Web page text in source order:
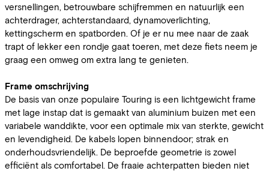
versnellingen, betrouwbare schijfremmen en natuurlijk een
achterdrager, achterstandaard, dynamoverlichting,
kettingscherm en spatborden. Of je er nu mee naar de zaak
trapt of lekker een rondje gaat toeren, met deze fiets neem je
graag een omweg om extra lang te genieten.
Frame omschrijving
De basis van onze populaire Touring is een lichtgewicht frame
met lage instap dat is gemaakt van aluminium buizen met een
variabele wanddikte, voor een optimale mix van sterkte, gewicht
en levendigheid. De kabels lopen binnendoor; strak en
onderhoudsvriendelijk. De beproefde geometrie is zowel
efficiënt als comfortabel. De fraaie achterpatten bieden niet